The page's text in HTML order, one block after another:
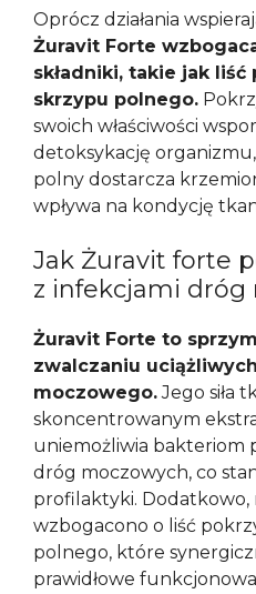
Oprócz działania
Żuravit Forte
składniki, takie jak
skrzypu polnego.
swoich właściwości
detoksykację
polny dostarcza
wpływa na kondycję
Jak Żuravit forte
z infekcjami dróg
Żuravit Forte to
zwalczaniu
moczowego.Jego siła
skoncentrowanym
uniemożliwia bakteriom
dróg moczowych, co
profilaktyki.
wzbogacono o liść
polnego, które
prawidłowe